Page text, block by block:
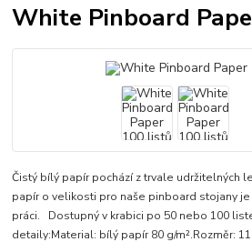
White Pinboard
Čistý bílý papír pochází z trvale udržitelných
papír o velikosti pro naše pinboard stojany
práci. Dostupný v krabici po 50 nebo 100
detaily:Material: bílý papír 80 g/m².Rozměr: